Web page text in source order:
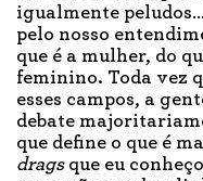
igualmente
pelo nosso
que é a mulher, do
feminino. Toda vez
esses campos, a
debate
que define o que é
dragsque eu